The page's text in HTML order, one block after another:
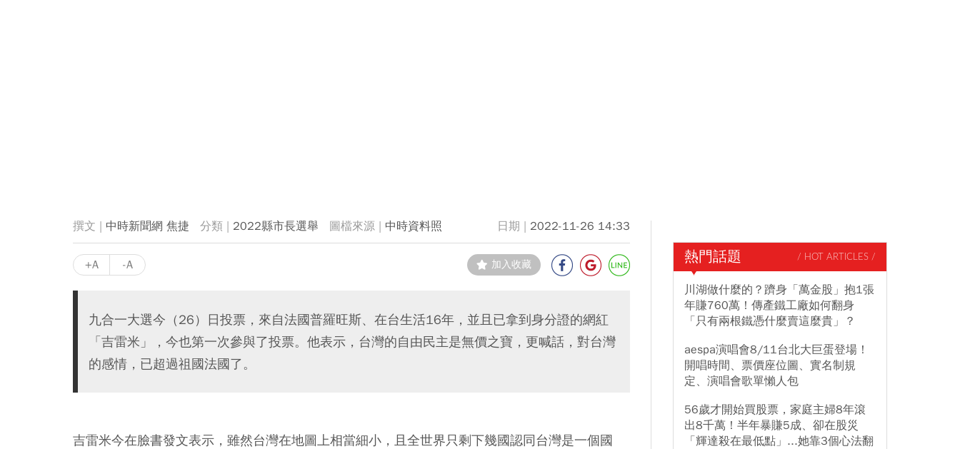
中時新聞網 焦捷 2022縣市長選舉 中時資料照 2022-11-26 14:33
+A -A 加入收藏
九合一大選今（26）日投票，來自法國普羅旺斯、在台生活16年，並且已拿到身分證的網紅
「吉雷米」，今也第一次參與了投票。他表示，台灣的自由民主是無價之寶，更喊話，對台灣
的感情，已超過祖國法國了。
吉雷米今在臉書發文表示，雖然台灣在地圖上相當細小，且全世界只剩下幾國認同台灣是一個國
熱門話題 / HOT ARTICLES /
川湖做什麼的？躋身「萬金股」抱1張
年賺760萬！傳產鐵工廠如何翻身
「只有兩根鐵憑什麼賣這麼貴」？
aespa演唱會8/11台北大巨蛋登場！
開唱時間、票價座位圖、實名制規
定、演唱會歌單懶人包
56歲才開始買股票，家庭主婦8年滾
出8千萬！半年暴賺5成、卻在股災
「輝達殺在最低點」...她靠3個心法翻